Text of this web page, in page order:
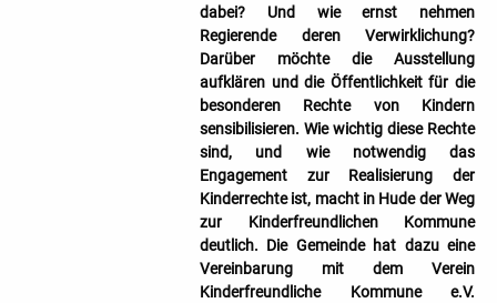
dabei? Und wie ernst nehmen
Regierende deren Verwirklichung?
Darüber möchte die Ausstellung
aufklären und die Öffentlichkeit für die
besonderen Rechte von Kindern
sensibilisieren. Wie wichtig diese Rechte
sind, und wie notwendig das
Engagement zur Realisierung der
Kinderrechte ist, macht in Hude der Weg
zur Kinderfreundlichen Kommune
deutlich. Die Gemeinde hat dazu eine
Vereinbarung mit dem Verein
Kinderfreundliche Kommune e.V.